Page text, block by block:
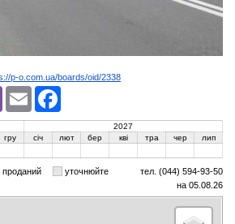
p-o.com.ua/boards/oid/2338
Viber Email
2027
гру січ лют бер кві тра чер лип
проданий уточнюйте
тел. (044) 594-93-50
на 05.08.26